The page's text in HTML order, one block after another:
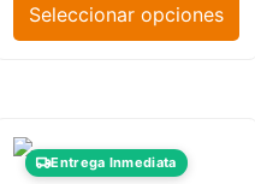
Seleccionar opciones
Entrega Inmediata